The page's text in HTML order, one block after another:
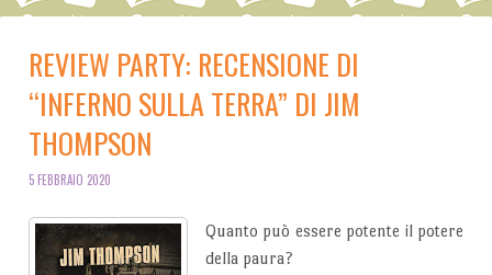
REVIEW PARTY: RECENSIONE DI
“INFERNO SULLA TERRA” DI JIM
THOMPSON
5 FEBBRAIO 2020
Quanto può essere potente il potere
della paura?